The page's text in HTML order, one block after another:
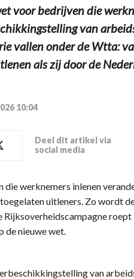
voor bedrijven die
van
vallen onder de Wtta:
als zij door de
10:04
Deel dit artikel via
social media
werknemers inlenen
uitleners. Zo wordt
Rijksoverheidscampagne
de nieuwe wet.
van